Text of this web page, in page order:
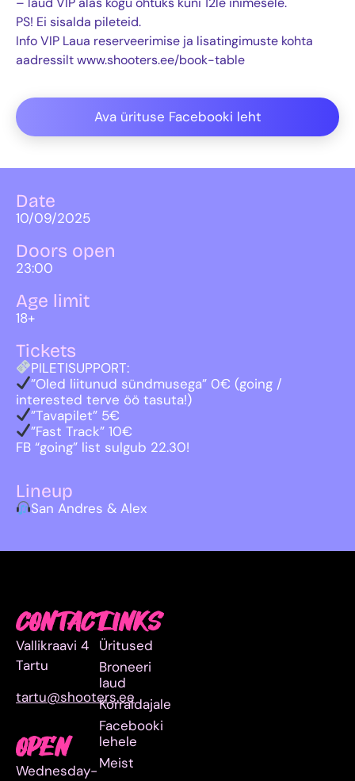
PS! Ei sisalda pileteid.
Info VIP Laua reserveerimise ja lisatingimuste kohta
aadressilt www.shooters.ee/book-table
Ava ürituse Facebooki leht
Date
10/09/2025
Doors open
23:00
Age limit
18+
Tickets
PILETISUPPORT:
”Oled liitunud sündmusega” 0€ (going /
interested terve öö tasuta!)
”Tavapilet” 5€
”Fast Track” 10€
FB “going” list sulgub 22.30!
Lineup
San Andres & Alex
CONTACT
Vallikraavi 4
Tartu
tartu@shooters.ee
OPEN
Wednesday-
LINKS
Üritused
Broneeri
laud
Korraldajale
Facebooki
lehele
Meist